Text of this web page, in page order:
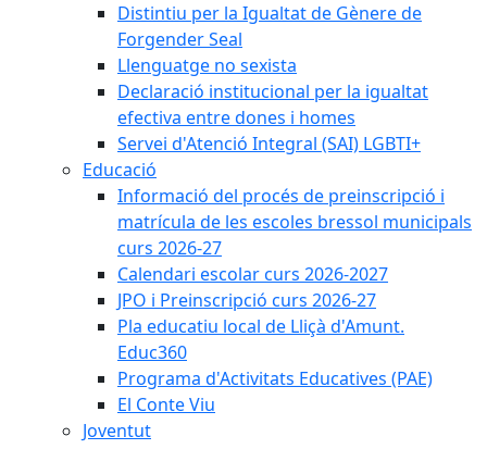
Distintiu per la Igualtat de Gènere de
Forgender Seal
Llenguatge no sexista
Declaració institucional per la igualtat
efectiva entre dones i homes
Servei d'Atenció Integral (SAI) LGBTI+
Educació
Informació del procés de preinscripció i
matrícula de les escoles bressol municipals
curs 2026-27
Calendari escolar curs 2026-2027
JPO i Preinscripció curs 2026-27
Pla educatiu local de Lliçà d'Amunt.
Educ360
Programa d'Activitats Educatives (PAE)
El Conte Viu
Joventut